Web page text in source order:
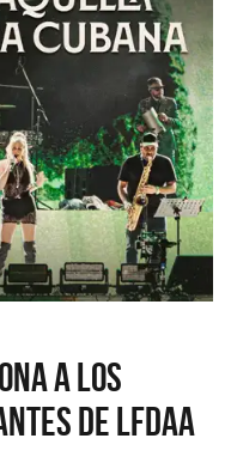
a Los
de LFDAA